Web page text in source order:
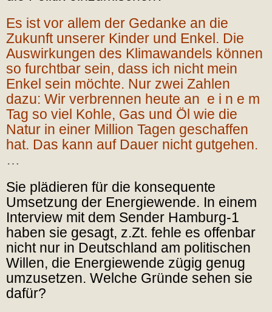
Es ist vor allem der Gedanke an die
Zukunft unserer Kinder und Enkel. Die
Auswirkungen des Klimawandels können
so furchtbar sein, dass ich nicht mein
Enkel sein möchte. Nur zwei Zahlen
dazu: Wir verbrennen heute an e i n e m
Tag so viel Kohle, Gas und Öl wie die
Natur in einer Million Tagen geschaffen
hat. Das kann auf Dauer nicht gutgehen.
…
Sie plädieren für die konsequente
Umsetzung der Energiewende. In einem
Interview mit dem Sender Hamburg-1
haben sie gesagt, z.Zt. fehle es offenbar
nicht nur in Deutschland am politischen
Willen, die Energiewende zügig genug
umzusetzen. Welche Gründe sehen sie
dafür?